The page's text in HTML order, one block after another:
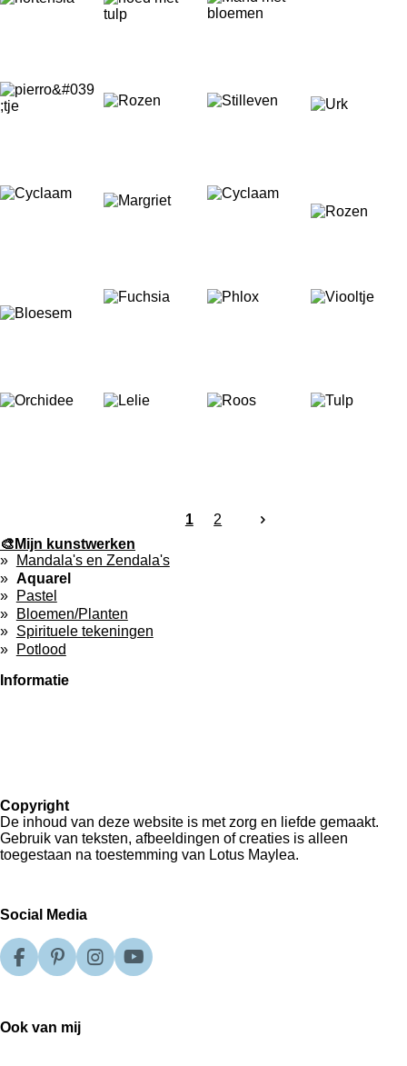
1
2
🎨Mijn kunstwerken
Mandala's en Zendala's
Aquarel
Pastel
Bloemen/Planten
Spirituele tekeningen
Potlood
Informatie
Copyright
De inhoud van deze website is met zorg en liefde gemaakt.
Gebruik van teksten, afbeeldingen of creaties is alleen
toegestaan na toestemming van Lotus Maylea.
Social Media
F
a
b
P
i
e
I
n
Y
o
Ook van mij